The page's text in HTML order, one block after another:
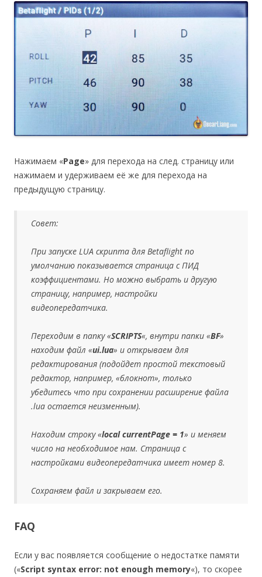
Нажимаем «Page» для перехода на след. страницу или
нажимаем и удерживаем её же для перехода на
предыдущую страницу.
Совет:
При запуске LUA скрипта для Betaflight по
умолчанию показывается страница с ПИД
коэффициентами. Но можно выбрать и другую
страницу, например, настройки
видеопередатчика.
Переходим в папку «SCRIPTS«, внутри папки «BF»
находим файл «ui.lua» и открываем для
редактирования (подойдет простой текстовый
редактор, например, «блокнот», только
убедитесь что при сохранении расширение файла
.lua остается неизменным).
Находим строку «local currentPage = 1» и меняем
число на необходимое нам. Страница с
настройками видеопередатчика имеет номер 8.
Сохраняем файл и закрываем его.
FAQ
Если у вас появляется сообщение о недостатке памяти
(«Script syntax error: not enough memory«), то скорее